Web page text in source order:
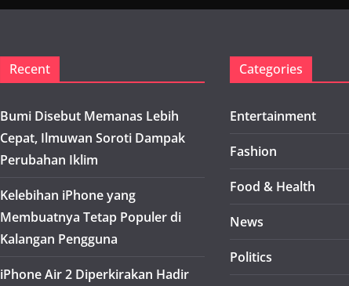
Recent
Bumi Disebut Memanas Lebih
Cepat, Ilmuwan Soroti Dampak
Perubahan Iklim
Kelebihan iPhone yang
Membuatnya Tetap Populer di
Kalangan Pengguna
iPhone Air 2 Diperkirakan Hadir
Categories
Entertainment
Fashion
Food & Health
News
Politics